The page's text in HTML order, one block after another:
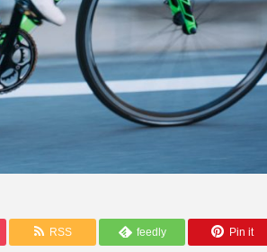
RSS feedly Pin it